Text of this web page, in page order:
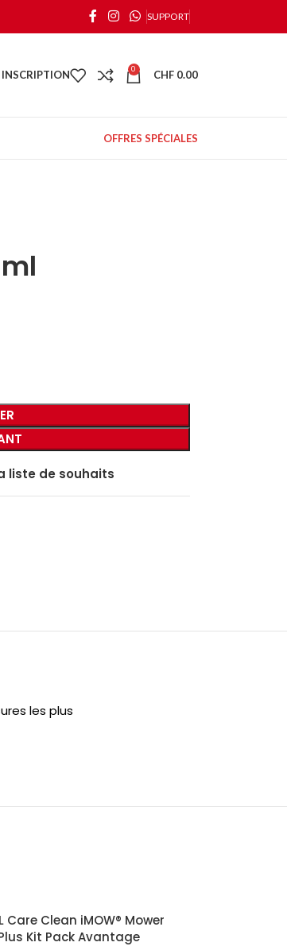
SUPPORT
0 CHF 0.00
OFFRES SPÉCIALES
liste de souhaits
les plus
Care Clean iMOW® Mower
Kit Pack Avantage